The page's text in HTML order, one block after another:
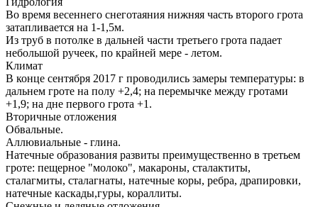
Во время весеннего снеготаяния нижняя часть второго грота
затапливается на 1-1,5м.
Из труб в потолке в дальней части третьего грота падает
небольшой ручеек, по крайней мере - летом.
Климат
В конце сентября 2017 г проводились замеры температуры: в
дальнем гроте на полу +2,4; на перемычке между гротами
+1,9; на дне первого грота +1.
Вторичные отложения
Обвальные.
Аллювиальные - глина.
Натечные образования развиты преимущественно в третьем
гроте: пещерное "молоко", макароны, сталактиты,
сталагмиты, сталагнаты, натечные коры, ребра, драпировки,
натечные каскады,гуры, кораллиты.